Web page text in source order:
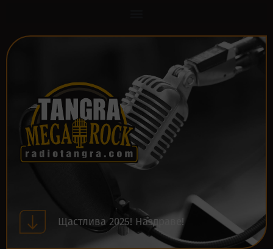
Щастлива 2025! Наздраве!